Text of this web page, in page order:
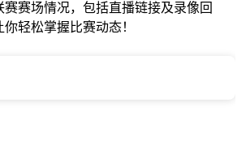
赛场情况，包括直播链接及录像回
轻松掌握比赛动态！